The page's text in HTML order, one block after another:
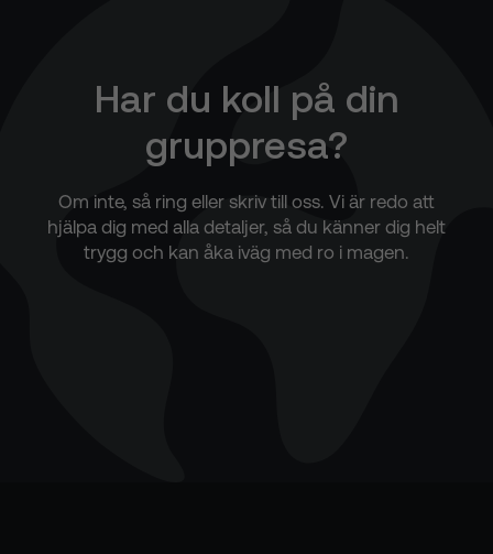
Har du koll på din
gruppresa?
Om inte, så ring eller skriv till oss. Vi är redo att
hjälpa dig med alla detaljer, så du känner dig helt
trygg och kan åka iväg med ro i magen.